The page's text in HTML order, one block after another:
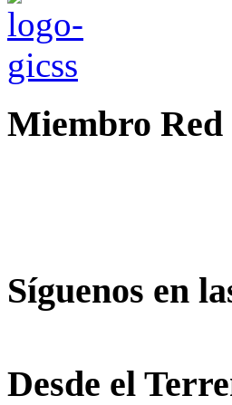
Miembro Red
Síguenos en
Desde el